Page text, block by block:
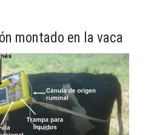
montado en la vaca